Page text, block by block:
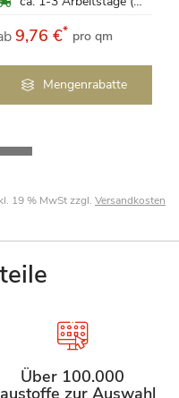
9,76 €* pro qm
Mengenrabatte
19 % MwSt zzgl. Versandkosten
Über 100.000
zur Auswahl